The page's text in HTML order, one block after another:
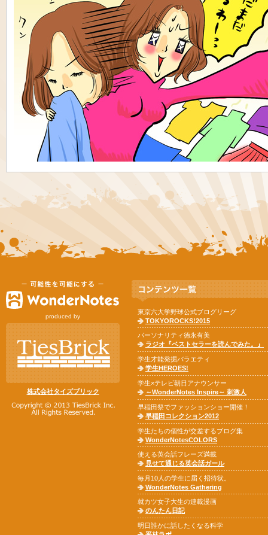
produced by
株式会社タイズブリック
東京六大学野球公式ブログリーグ
TOKYOROCKS!2015
パーソナリティ徳永有美
ラジオ『ベストセラーを読んでみた。』
学生才能発掘バラエティ
学生HEROES!
学生×テレビ朝日アナウンサー
～WonderNotes Inspire～ 刺激人
早稲田祭でファッションショー開催！
早稲田コレクション2012
学生たちの個性が交差するブログ集
WonderNotesCOLORS
使える英会話フレーズ満載
見せて通じる英会話ガール
毎月10人の学生に届く招待状。
WonderNotes Gathering
就カツ女子大生の連載漫画
のんたん日記
明日誰かに話したくなる科学